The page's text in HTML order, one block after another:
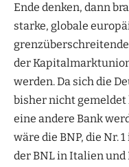
Ende denken, dann
starke, globale
der
werden. Da sich die
bisher nicht gemeldet
eine andere Bank
wäre die BNP, die Nr.
der BNL in Italien